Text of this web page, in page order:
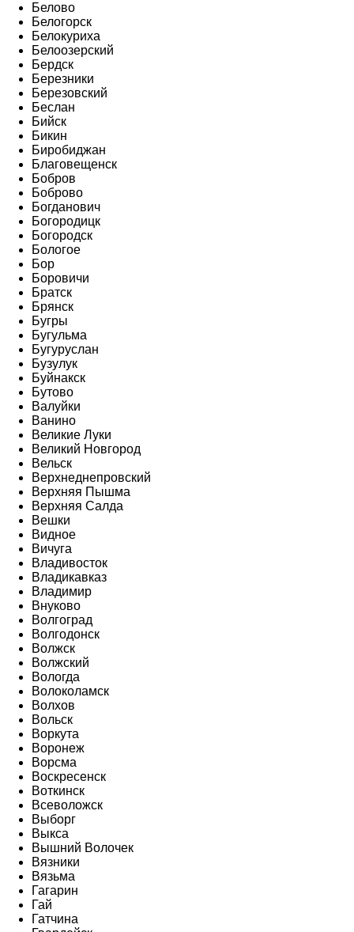
Белово
Белогорск
Белокуриха
Белоозерский
Бердск
Березники
Березовский
Беслан
Бийск
Бикин
Биробиджан
Благовещенск
Бобров
Боброво
Богданович
Богородицк
Богородск
Бологое
Бор
Боровичи
Братск
Брянск
Бугры
Бугульма
Бугуруслан
Бузулук
Буйнакск
Бутово
Валуйки
Ванино
Великие Луки
Великий Новгород
Вельск
Верхнеднепровский
Верхняя Пышма
Верхняя Салда
Вешки
Видное
Вичуга
Владивосток
Владикавказ
Владимир
Внуково
Волгоград
Волгодонск
Волжск
Волжский
Вологда
Волоколамск
Волхов
Вольск
Воркута
Воронеж
Ворсма
Воскресенск
Воткинск
Всеволожск
Выборг
Выкса
Вышний Волочек
Вязники
Вязьма
Гагарин
Гай
Гатчина